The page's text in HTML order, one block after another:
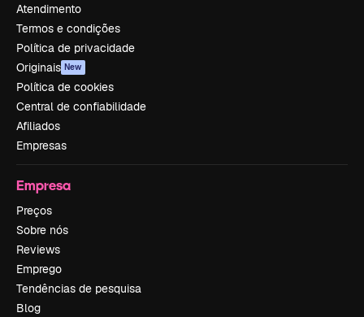
Atendimento
Termos e condições
Política de privacidade
Originais New
Política de cookies
Central de confiabilidade
Afiliados
Empresas
Empresa
Preços
Sobre nós
Reviews
Emprego
Tendências de pesquisa
Blog